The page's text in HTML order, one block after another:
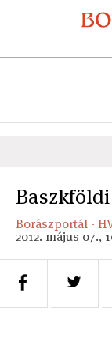
Borászportál -
2012. május 07.,